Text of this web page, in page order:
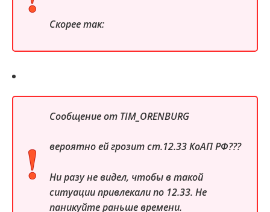
Скорее так:
Сообщение от TIM_ORENBURG
вероятно ей грозит ст.12.33 КоАП РФ???
Ни разу не видел, чтобы в такой
ситуации привлекали по 12.33. Не
паникуйте раньше времени.